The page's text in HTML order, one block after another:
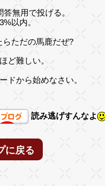
答無用で投げる。
以内。
らただの馬鹿だぜ?
ど難しい。
ドから始めなさい。
読み逃げすんなよ
に戻る